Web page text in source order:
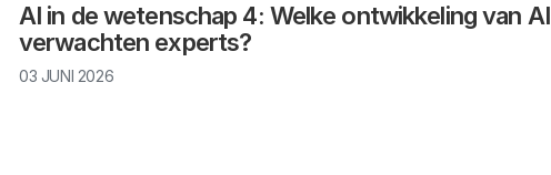
AI in de wetenschap 4: Welke ontwikkeling van AI
verwachten experts?
03 JUNI 2026